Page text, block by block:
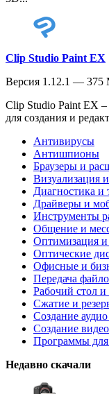
Clip Studio Paint EX
Версия 1.12.1 — 375
Clip Studio Paint EX
для создания и
Антивирусы
Антишпионы
Браузеры и
Визуализация
Диагностика и
Драйверы и
Инструменты
Общение и
Оптимизация и
Оптические
Офисные и
Передача
Рабочий стол
Сжатие и
Создание
Создание
Программы
Недавно скачали